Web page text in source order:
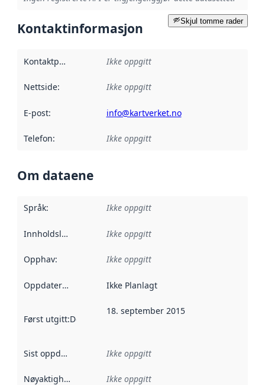
Skjul tomme rader
Kontaktinformasjon
Kontaktpunkt Ikke oppgitt
Nettside: Ikke oppgitt
E-post: info@kartverket.no
Telefon: Ikke oppgitt
Om dataene
Språk: Ikke oppgitt
Innholdsleverandører :
Ikke oppgitt
Opphav: Ikke oppgitt
Oppdateringsfrekvens :
Ikke Planlagt
Først utgitt:Denne datoen sier når dataene i dette
18. september 2015
Sist oppdatert Ikke oppgitt
Nøyaktighet Ikke oppgitt